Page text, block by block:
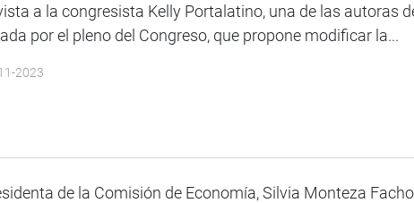
a la congresista Kelly Portalatino, una de las autoras
por el pleno del Congreso, que propone modificar la...
2023
de la Comisión de Economía, Silvia Monteza